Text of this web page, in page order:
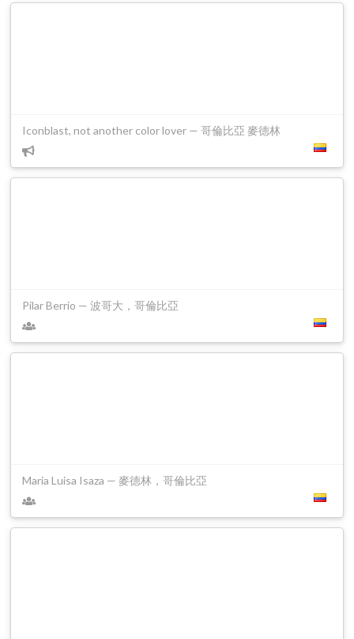
Iconblast, not another color lover — 哥倫比亞 麥德林
Pilar Berrio — 波哥大，哥倫比亞
Maria Luisa Isaza — 麥德林，哥倫比亞